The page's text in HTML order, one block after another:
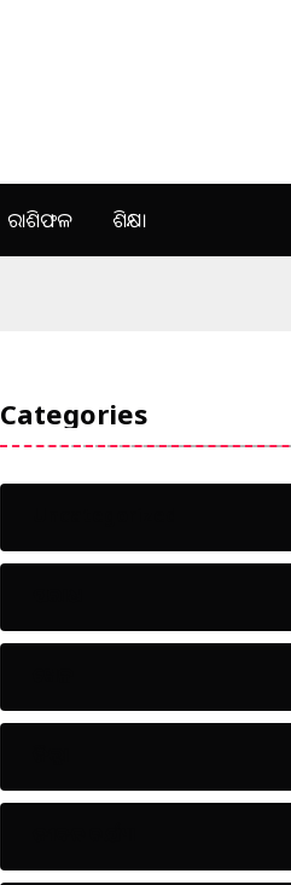
ରାଶିଫଳ ଶିକ୍ଷା
Categories